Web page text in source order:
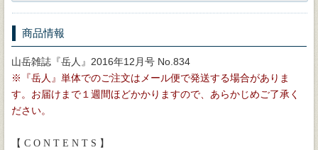
商品情報
山岳雑誌『岳人』2016年12月号 No.834
※『岳人』単体でのご注文はメール便で発送する場合がありま
す。お届けまで１週間ほどかかりますので、あらかじめご了承く
ださい。
【 C O N T E N T S 】